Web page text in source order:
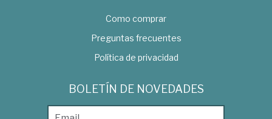
Como comprar
Preguntas frecuentes
Política de privacidad
BOLETÍN DE NOVEDADES